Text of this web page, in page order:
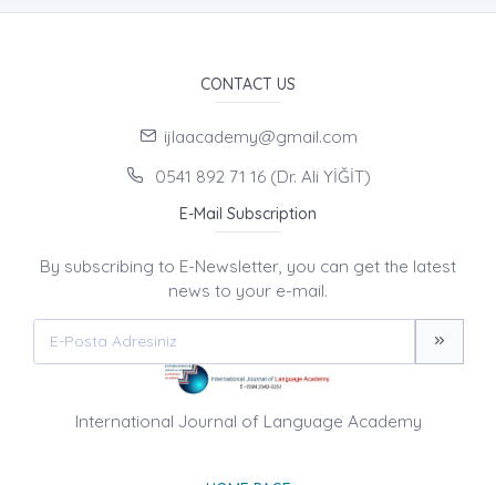
CONTACT US
ijlaacademy@gmail.com
0541 892 71 16 (Dr. Ali YİĞİT)
E-Mail Subscription
By subscribing to E-Newsletter, you can get the latest
news to your e-mail.
International Journal of Language Academy